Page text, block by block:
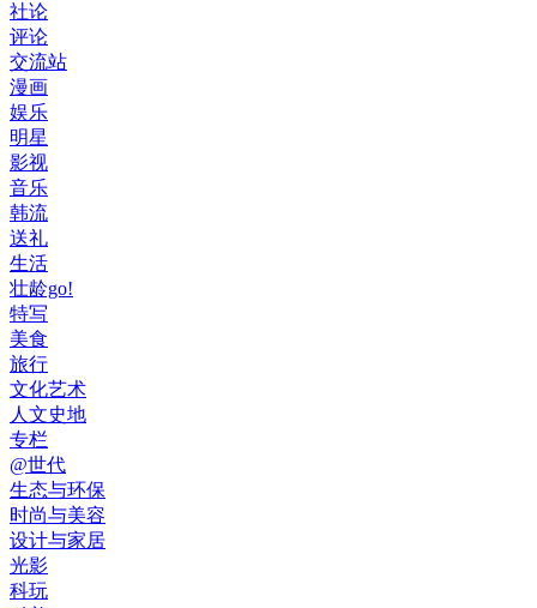
社论
评论
交流站
漫画
娱乐
明星
影视
音乐
韩流
送礼
生活
壮龄go!
特写
美食
旅行
文化艺术
人文史地
专栏
@世代
生态与环保
时尚与美容
设计与家居
光影
科玩